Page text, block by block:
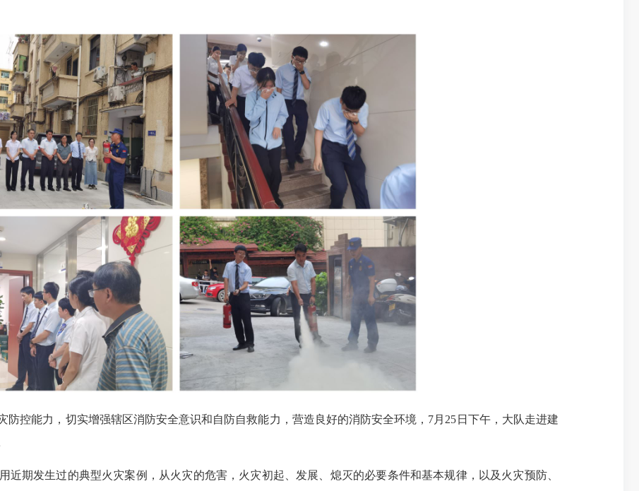
能力，切实增强辖区消防安全意识和自防自救能力，营造良好的消防安全环境，7月25日下午，大队走进建
期发生过的典型火灾案例，从火灾的危害，火灾初起、发展、熄灭的必要条件和基本规律，以及火灾预防、